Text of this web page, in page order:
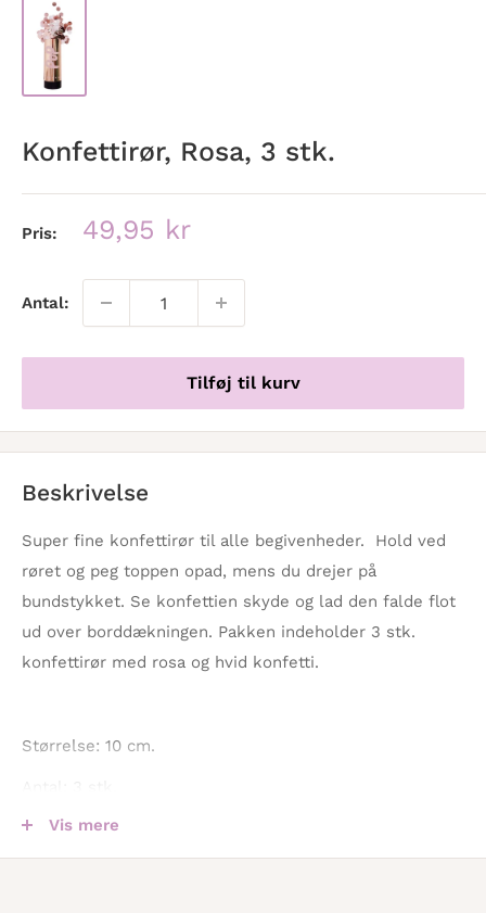
Konfettirør, Rosa, 3 stk.
Pris: Udsalgspris
49,95 kr
Antal:
Tilføj til kurv
Beskrivelse
Super fine konfettirør til alle begivenheder. Hold ved
røret og peg toppen opad, mens du drejer på
bundstykket. Se konfettien skyde og lad den falde flot
ud over borddækningen. Pakken indeholder 3 stk.
konfettirør med rosa og hvid konfetti.
Størrelse: 10 cm.
Farve: Rosa og hvid
Vis mere